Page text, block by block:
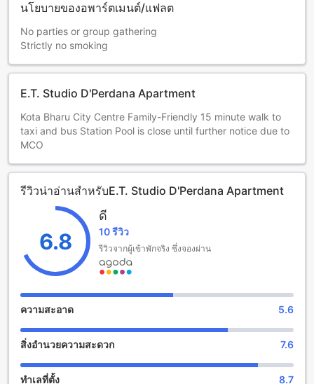
นโยบายของอพาร์ตเมนต์/แฟลต
No parties or group gathering
Strictly no smoking
E.T. Studio D'Perdana Apartment
Kota Bharu City Centre Family-Friendly 15 minute walk to
taxi and bus Station Pool is close until further notice due to
MCO
รีวิวน่าอ่านสำหรับE.T. Studio D'Perdana Apartment
6.8
ดี
10 รีวิว
รีวิวจากผู้เข้าพักจริง ซึ่งจองผ่าน
ความสะอาด 5.6
สิ่งอำนวยความสะดวก 7.6
ทำเลที่ตั้ง 8.7